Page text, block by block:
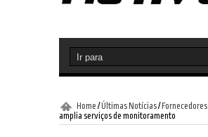
Home /Últimas Notícias/ Fornecedores
amplia serviços de monitoramento